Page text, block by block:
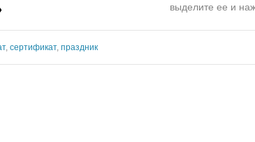
выделите ее и
, сертификат, праздник